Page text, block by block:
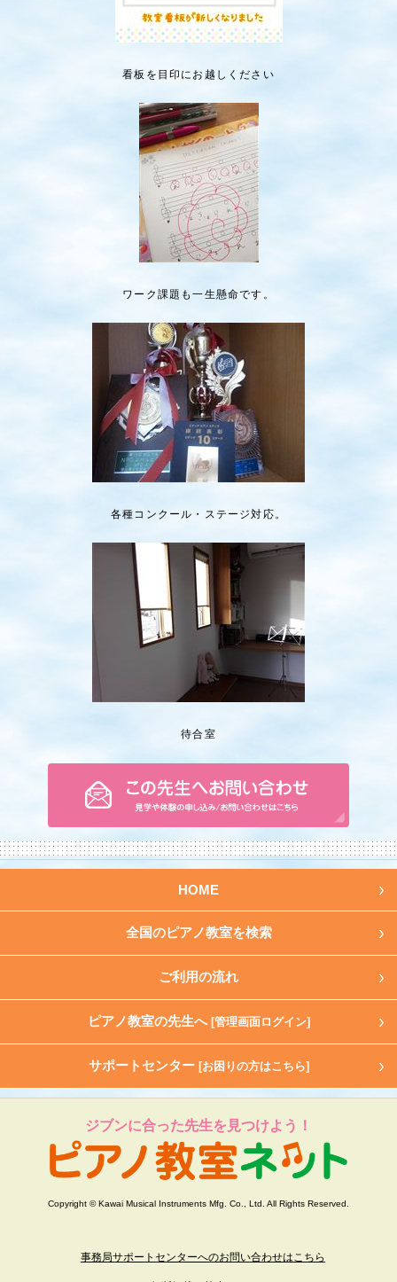
看板を目印にお越しください
ワーク課題も一生懸命です。
各種コンクール・ステージ対応。
待合室
HOME
全国のピアノ教室を検索
ご利用の流れ
ピアノ教室の先生へ [管理画面ログイン]
サポートセンター [お困りの方はこちら]
ジブンに合った先生を見つけよう！
Copyright © Kawai Musical Instruments Mfg. Co., Ltd. All Rights Reserved.
事務局サポートセンターへのお問い合わせはこちら